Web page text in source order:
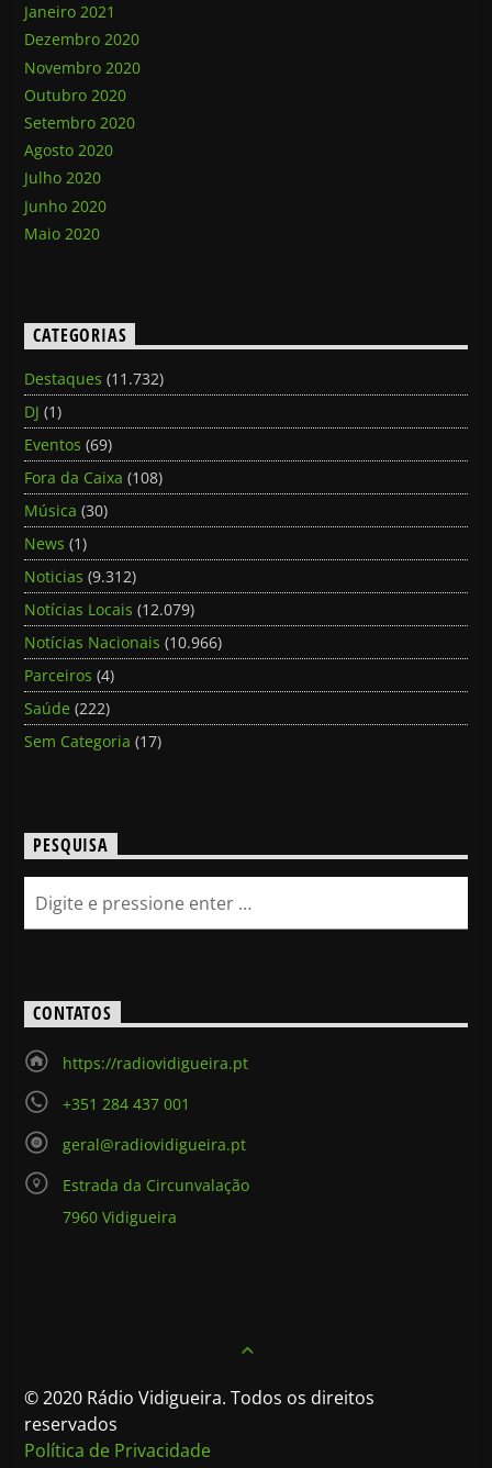
Janeiro 2021
Dezembro 2020
Novembro 2020
Outubro 2020
Setembro 2020
Agosto 2020
Julho 2020
Junho 2020
Maio 2020
CATEGORIAS
Destaques (11.732)
DJ (1)
Eventos (69)
Fora da Caixa (108)
Música (30)
News (1)
Noticias (9.312)
Notícias Locais (12.079)
Notícias Nacionais (10.966)
Parceiros (4)
Saúde (222)
Sem Categoria (17)
PESQUISA
CONTATOS
https://radiovidigueira.pt
+351 284 437 001
geral@radiovidigueira.pt
Estrada da Circunvalação
7960 Vidigueira
© 2020 Rádio Vidigueira. Todos os direitos
reservados
Política de Privacidade